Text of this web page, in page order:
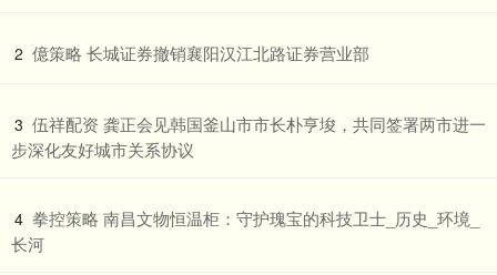
2 ​億策略 长城证券撤销襄阳汉江北路证券营业部
3 ​伍祥配资 龚正会见韩国釜山市市长朴亨埈，共同签署两市进一
步深化友好城市关系协议
4 ​拳控策略 南昌文物恒温柜：守护瑰宝的科技卫士_历史_环境_
长河